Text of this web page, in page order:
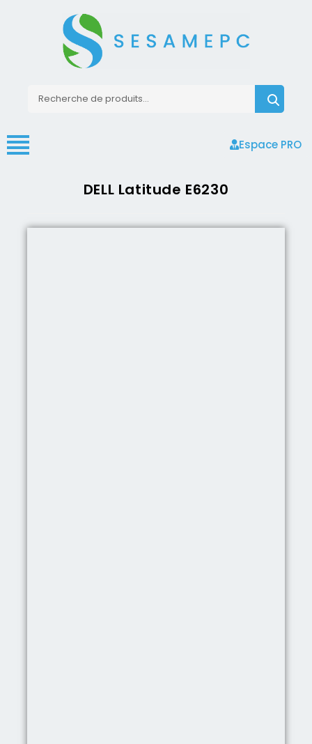
Espace PRO
DELL Latitude E6230